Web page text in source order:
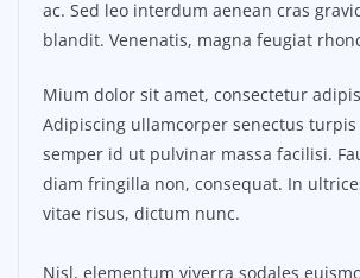
ac. Sed leo interdum aenean cras
blandit. Venenatis, magna feugiat
Mium dolor sit amet, consectetur
Adipiscing ullamcorper senectus
semper id ut pulvinar massa facilisi.
diam fringilla non, consequat. In
vitae risus, dictum nunc.
Nisl, elementum viverra sodales